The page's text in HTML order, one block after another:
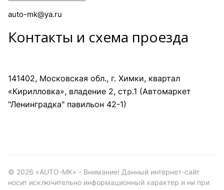
auto-mk@ya.ru
Контакты и схема проезда
141402, Московская обл., г. Химки, квартал
«Кирилловка», владение 2, стр.1 (Автомаркет
"Ленинградка" павильон 42-1)
© 2026 «AUTO-MK» - Внимание! Данный интернет-сайт
носит исключительно информационный характер и ни при